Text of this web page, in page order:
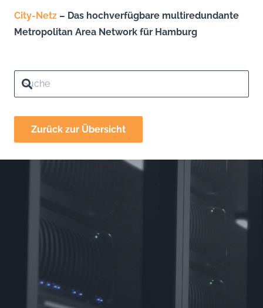
City-Netz – Das hochverfügbare multiredundante
Metropolitan Area Network für Hamburg
Zurück zur Übersicht